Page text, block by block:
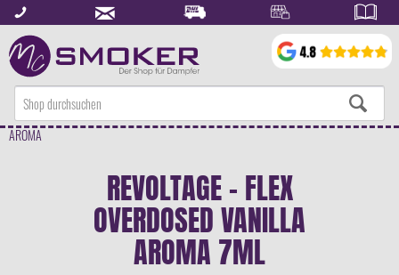
AROMA
REVOLTAGE - FLEX
OVERDOSED VANILLA
AROMA 7ML